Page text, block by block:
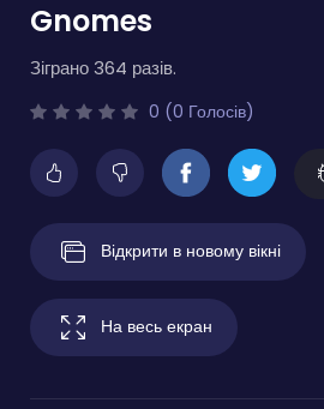
Gnomes
Зіграно 364 разів.
0 (0 Голосів)
Відкрити в новому вікні
На весь екран